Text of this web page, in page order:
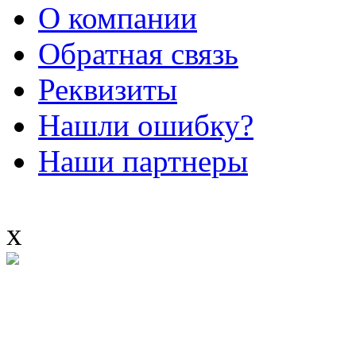
О компании
Обратная связь
Реквизиты
Нашли ошибку?
Наши партнеры
x